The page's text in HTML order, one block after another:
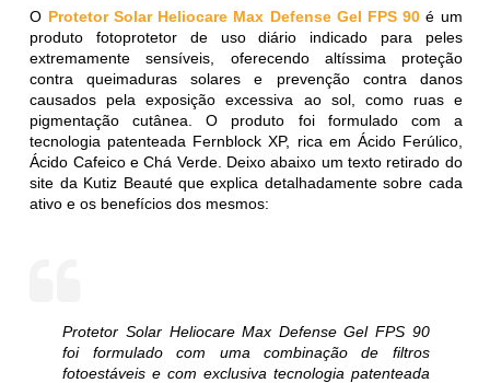
O Protetor Solar Heliocare Max Defense Gel FPS 90 é um
produto fotoprotetor de uso diário indicado para peles
extremamente sensíveis, oferecendo altíssima proteção
contra queimaduras solares e prevenção contra danos
causados pela exposição excessiva ao sol, como ruas e
pigmentação cutânea. O produto foi formulado com a
tecnologia patenteada Fernblock XP, rica em Ácido Ferúlico,
Ácido Cafeico e Chá Verde. Deixo abaixo um texto retirado do
site da Kutiz Beauté que explica detalhadamente sobre cada
ativo e os benefícios dos mesmos:
Protetor Solar Heliocare Max Defense Gel FPS 90
foi formulado com uma combinação de filtros
fotoestáveis e com exclusiva tecnologia patenteada